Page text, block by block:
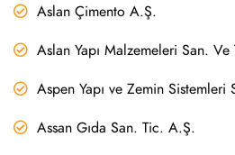
Aslan Çimento A.Ş.
Aslan Yapı Malzemeleri San.
Aspen Yapı ve Zemin
Assan Gıda San. Tic. A.Ş.